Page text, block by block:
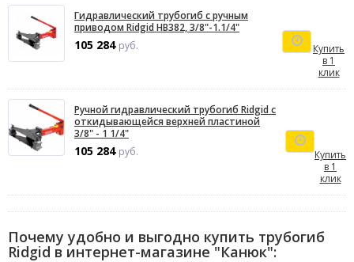
Гидравлический трубогиб с ручным
приводом Ridgid HB382, 3/8"-1.1/4"
105 284 руб.
Купить
в 1
клик
Ручной гидравлический трубогиб Ridgid с
откидывающейся верхней пластиной
3/8" - 1 1/4"
105 284 руб.
Купить
в 1
клик
Почему удобно и выгодно купить трубогиб
Ridgid в интернет-магазине "Канюк":